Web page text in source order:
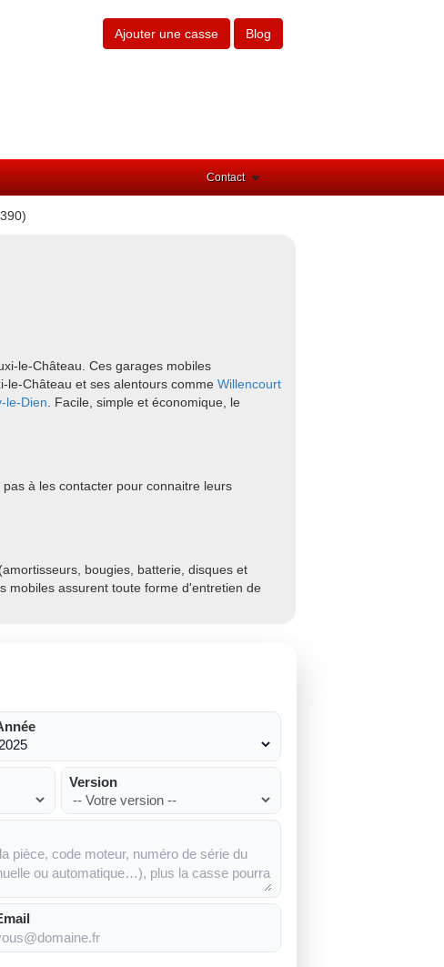
Ajouter une casse Blog
Contact
le-Château. Ces garages mobiles
le-Château et ses alentours comme Willencourt
le-Dien . Facile, simple et économique, le
à les contacter pour connaitre leurs
bougies, batterie, disques et
mobiles assurent toute forme d'entretien de
Version